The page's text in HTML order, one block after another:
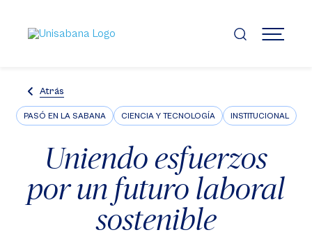
contenido
principal
MENÚ
Atrás
PASÓ EN LA SABANA CIENCIA Y TECNOLOGÍA INSTITUCIONAL
Uniendo esfuerzos
por un futuro laboral
sostenible